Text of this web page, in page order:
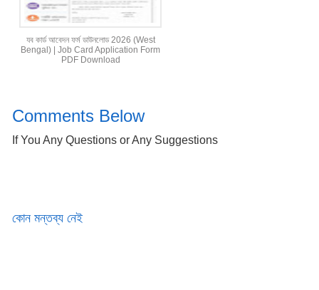
যব কার্ড আবেদন ফর্ম ডাউনলোড 2026 (West
Bengal) | Job Card Application Form
PDF Download
Comments Below
If You Any Questions or Any Suggestions
কোন মন্তব্য নেই